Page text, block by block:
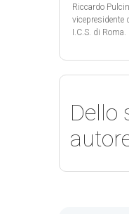
Riccardo
vicepresidente
I.C.S. di Roma.
Dello